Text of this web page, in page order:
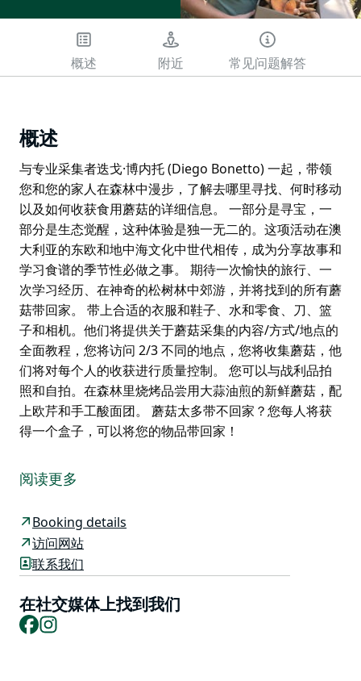
概述 附近 常见问题解答
概述
与专业采集者迭戈·博内托 (Diego Bonetto) 一起，带领
您和您的家人在森林中漫步，了解去哪里寻找、何时移动
以及如何收获食用蘑菇的详细信息。 一部分是寻宝，一
部分是生态觉醒，这种体验是独一无二的。这项活动在澳
大利亚的东欧和地中海文化中世代相传，成为分享故事和
学习食谱的季节性必做之事。 期待一次愉快的旅行、一
次学习经历、在神奇的松树林中郊游，并将找到的所有蘑
菇带回家。 带上合适的衣服和鞋子、水和零食、刀、篮
子和相机。他们将提供关于蘑菇采集的内容/方式/地点的
全面教程，您将访问 2/3 不同的地点，您将收集蘑菇，他
们将对每个人的收获进行质量控制。 您可以与战利品拍
照和自拍。在森林里烧烤品尝用大蒜油煎的新鲜蘑菇，配
上欧芹和手工酸面团。 蘑菇太多带不回家？您每人将获
得一个盒子，可以将您的物品带回家！
您和您的家人在森林中漫步，了解去哪里寻找、何时移动
以及如何收获食用蘑菇的详细信息。
一部分是寻宝，一部分是生态觉醒，这种体验是独一无二
的。这项活动在澳大利亚的东欧和地中海文化中世代相
传，成为分享故事和学习食谱的季节性必做之事。
郊游，并将找到的所有蘑菇带回家。
带上合适的衣服和鞋子、水和零食、刀、篮子和相机。他
阅读更多
Booking details
访问网站
联系我们
在社交媒体上找到我们
Facebook